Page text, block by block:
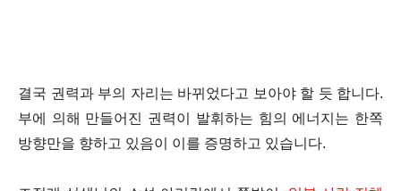
결국 권력과 부의 자리는 바뀌었다고 보아야 할 듯 합니다.
부에 의해 만들어진 권력이 발휘하는 힘의 에너지는 한쪽
방향만을 향하고 있음이 이를 증명하고 있습니다.